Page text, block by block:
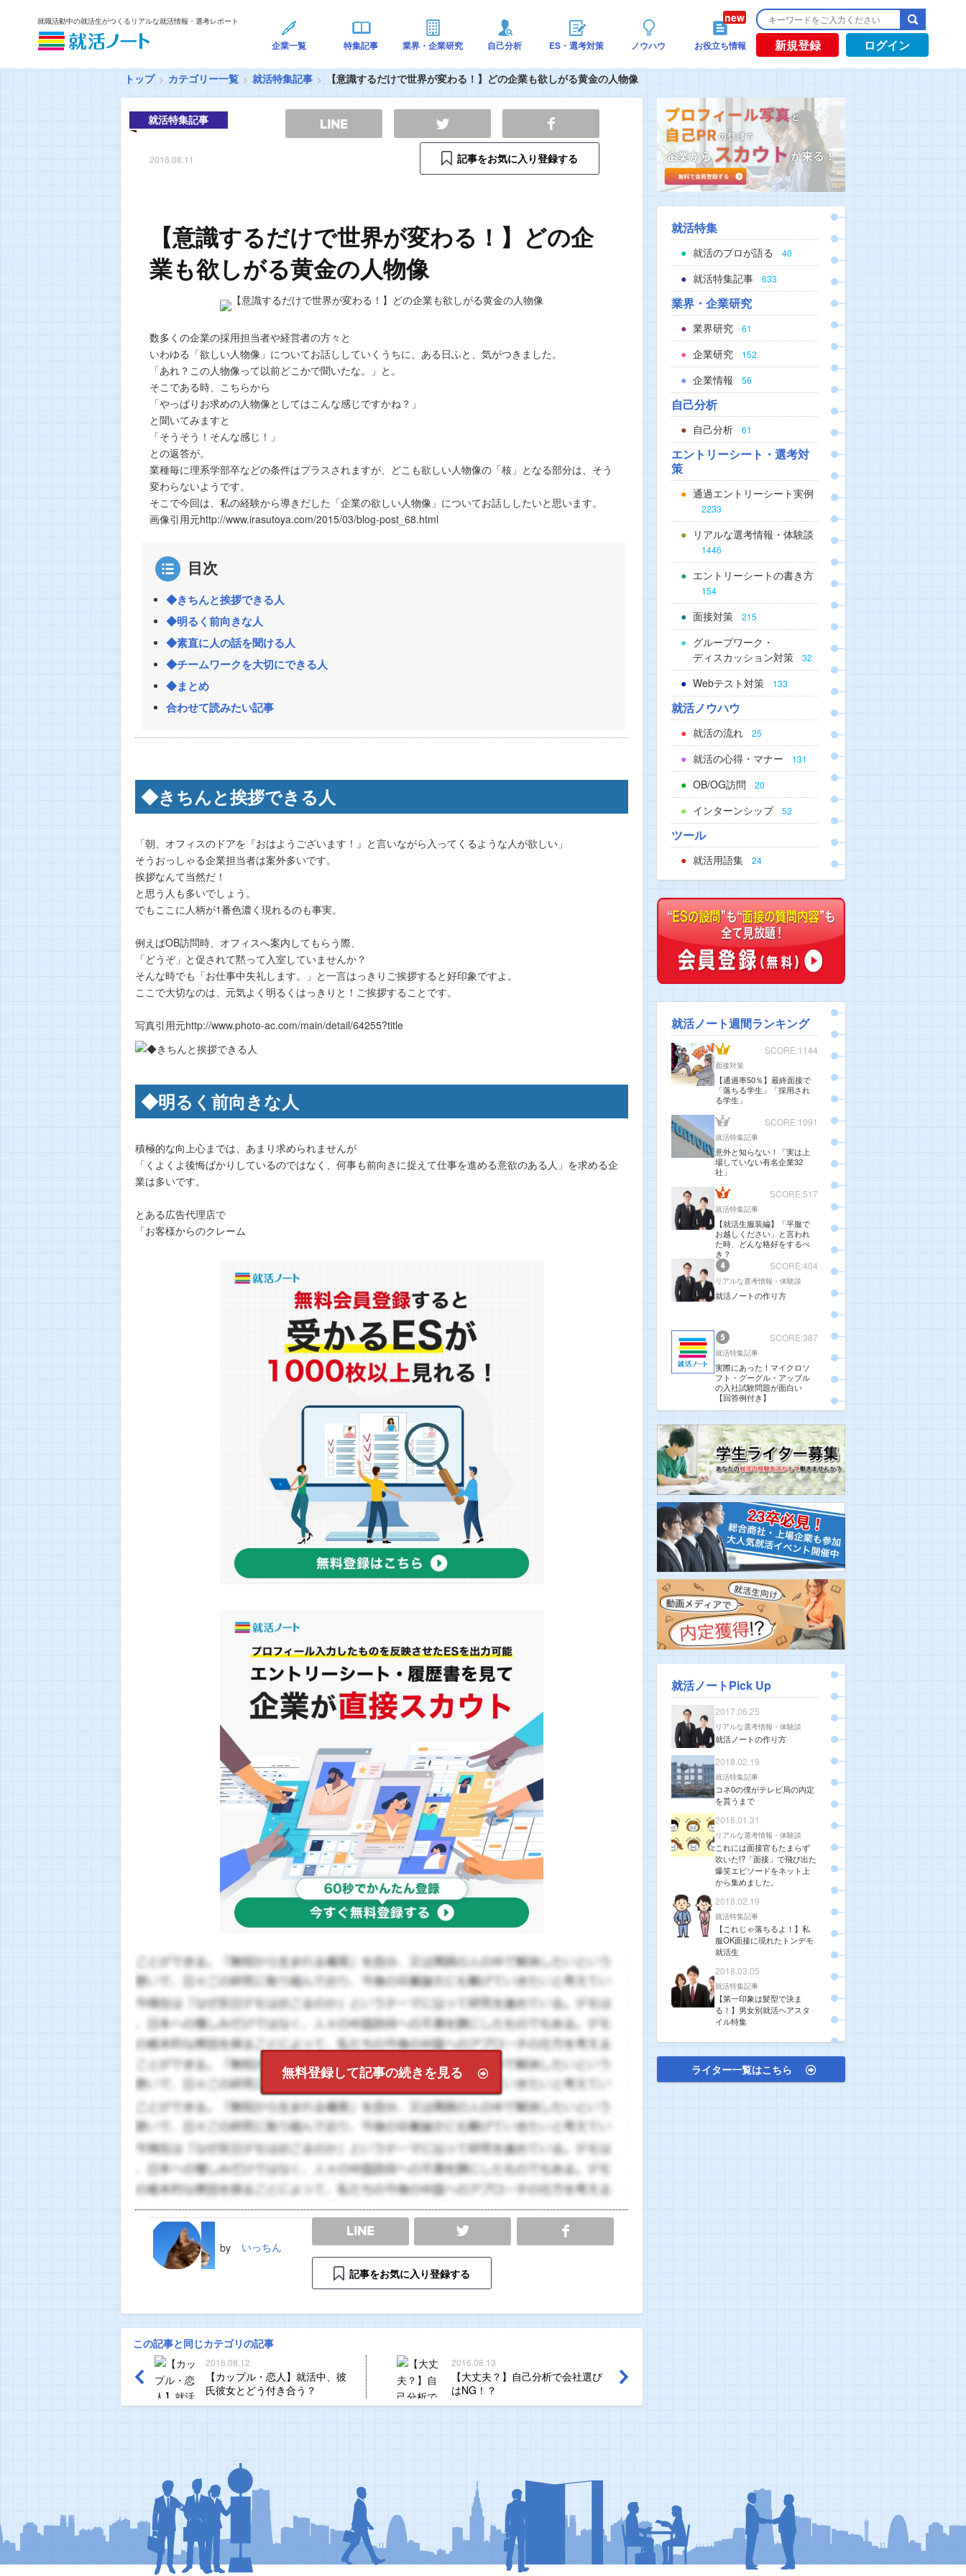
就職活動中の就活生がつくるリアルな就活情報・選考レポート
企業一覧 特集記事 業界・企業研究 自己分析 ES・選考対策 ノウハウ お役立ち情報 新規登録 ログイン
トップ カテゴリー一覧 就活特集記事 【意識するだけで世界が変わる！】どの企業も欲しがる黄金の人物像
就活特集記事
2016.08.11 記事をお気に入り登録する
【意識するだけで世界が変わる！】どの企
業も欲しがる黄金の人物像
数多くの企業の採用担当者や経営者の方々と
いわゆる「欲しい人物像」についてお話ししていくうちに、ある日ふと、気がつきました。
「あれ？この人物像って以前どこかで聞いたな。」と。
そこである時、こちらから
「やっぱりお求めの人物像としてはこんな感じですかね？」
と聞いてみますと
「そうそう！そんな感じ！」
との返答が。
業種毎に理系学部卒などの条件はプラスされますが、どこも欲しい人物像の「核」となる部分は、そう
変わらないようです。
そこで今回は、私の経験から導きだした「企業の欲しい人物像」についてお話ししたいと思います。
画像引用元http://www.irasutoya.com/2015/03/blog-post_68.html
目次
◆きちんと挨拶できる人
◆明るく前向きな人
◆素直に人の話を聞ける人
◆チームワークを大切にできる人
◆まとめ
合わせて読みたい記事
◆きちんと挨拶できる人
「朝、オフィスのドアを『おはようございます！』と言いながら入ってくるような人が欲しい」
そうおっしゃる企業担当者は案外多いです。
挨拶なんて当然だ！
と思う人も多いでしょう。
でもここに人柄が1番色濃く現れるのも事実。
例えばOB訪問時、オフィスへ案内してもらう際、
「どうぞ」と促されて黙って入室していませんか？
そんな時でも「お仕事中失礼します。」と一言はっきりご挨拶すると好印象ですよ。
ここで大切なのは、元気よく明るくはっきりと！ご挨拶することです。
写真引用元http://www.photo-ac.com/main/detail/64255?title
◆明るく前向きな人
積極的な向上心までは、あまり求められませんが
「くよくよ後悔ばかりしているのではなく、何事も前向きに捉えて仕事を進める意欲のある人」を求める企
業は多いです。
とある広告代理店で
「お客様からのクレーム
無料登録して記事の続きを見る
by いっちん
LINE SHARE
記事をお気に入り登録する
この記事と同じカテゴリの記事
2016.08.12
【カップル・恋人】就活中、彼
氏彼女とどう付き合う？
2016.08.13
【大丈夫？】自己分析で会社選び
はNG！？
就活特集
就活のプロが語る 40
就活特集記事 633
業界・企業研究
業界研究 61
企業研究 152
企業情報 56
自己分析
自己分析 61
エントリーシート・選考対
策
通過エントリーシート実例
2233
リアルな選考情報・体験談
1446
エントリーシートの書き方
154
面接対策 215
グループワーク・
ディスカッション対策
32
Webテスト対策 133
就活ノウハウ
就活の流れ 25
就活の心得・マナー 131
OB/OG訪問 20
インターンシップ 52
ツール
就活用語集 24
就活ノート週間ランキング
SCORE:1144
面接対策
【通過率50％】最終面接で
「落ちる学生」「採用され
る学生」
SCORE:1091
就活特集記事
意外と知らない！「実は上
場していない有名企業32
社」
SCORE:517
就活特集記事
【就活生服装編】「平服で
お越しください」と言われ
た時、どんな格好をするべ
き？
SCORE:404
リアルな選考情報・体験談
就活ノートの作り方
SCORE:387
就活特集記事
実際にあった！マイクロソ
フト・グーグル・アップル
の入社試験問題が面白い
【回答例付き】
就活ノートPick Up
2017.06.25
リアルな選考情報・体験談
就活ノートの作り方
2018.02.19
就活特集記事
コネ0の僕がテレビ局の内定
を貰うまで
2018.01.31
リアルな選考情報・体験談
これには面接官もたまらず
吹いた!?「面接」で飛び出た
爆笑エピソードをネット上
から集めました。
2018.02.19
就活特集記事
【これじゃ落ちるよ！】私
服OK面接に現れたトンデモ
就活生
2018.03.05
就活特集記事
【第一印象は髪型で決ま
る！】男女別就活ヘアスタ
イル特集
ライター一覧はこちら